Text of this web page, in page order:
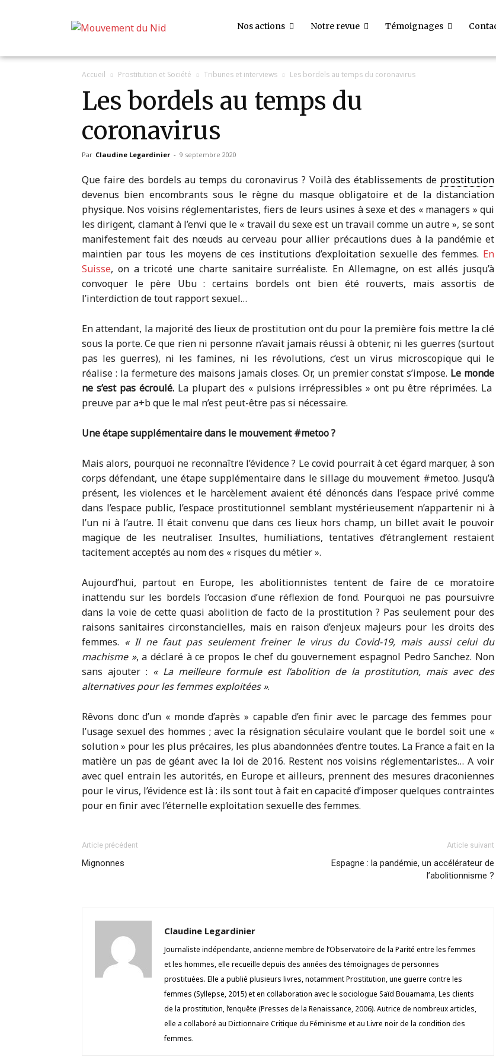
Nos actions Notre revue Témoignages
Accueil Prostitution et Société Tribunes et interviews Les bordels au temps du coronavirus
Les bordels au temps du
coronavirus
Par Claudine Legardinier - 9 septembre 2020
Que faire des bordels au temps du coronavirus ? Voilà des établissements de prostitution
devenus bien encombrants sous le règne du masque obligatoire et de la distanciation
physique. Nos voisins réglementaristes, fiers de leurs usines à sexe et des « managers » qui
les dirigent, clamant à l’envi que le « travail du sexe est un travail comme un autre », se sont
manifestement fait des nœuds au cerveau pour allier précautions dues à la pandémie et
maintien par tous les moyens de ces institutions d’exploitation sexuelle des femmes. En
Suisse, on a tricoté une charte sanitaire surréaliste. En Allemagne, on est allés jusqu’à
convoquer le père Ubu : certains bordels ont bien été rouverts, mais assortis de
l’interdiction de tout rapport sexuel…
En attendant, la majorité des lieux de prostitution ont du pour la première fois mettre la clé
sous la porte. Ce que rien ni personne n’avait jamais réussi à obtenir, ni les guerres (surtout
pas les guerres), ni les famines, ni les révolutions, c’est un virus microscopique qui le
réalise : la fermeture des maisons jamais closes. Or, un premier constat s’impose. Le monde
ne s’est pas écroulé. La plupart des « pulsions irrépressibles » ont pu être réprimées. La
preuve par a+b que le mal n’est peut-être pas si nécessaire.
Une étape supplémentaire dans le mouvement #metoo ?
Mais alors, pourquoi ne reconnaître l’évidence ? Le covid pourrait à cet égard marquer, à son
corps défendant, une étape supplémentaire dans le sillage du mouvement #metoo. Jusqu’à
présent, les violences et le harcèlement avaient été dénoncés dans l’espace privé comme
dans l’espace public, l’espace prostitutionnel semblant mystérieusement n’appartenir ni à
l’un ni à l’autre. Il était convenu que dans ces lieux hors champ, un billet avait le pouvoir
magique de les neutraliser. Insultes, humiliations, tentatives d’étranglement restaient
tacitement acceptés au nom des « risques du métier ».
Aujourd’hui, partout en Europe, les abolitionnistes tentent de faire de ce moratoire
inattendu sur les bordels l’occasion d’une réflexion de fond. Pourquoi ne pas poursuivre
dans la voie de cette quasi abolition de facto de la prostitution ? Pas seulement pour des
raisons sanitaires circonstancielles, mais en raison d’enjeux majeurs pour les droits des
femmes. « Il ne faut pas seulement freiner le virus du Covid-19, mais aussi celui du
machisme », a déclaré à ce propos le chef du gouvernement espagnol Pedro Sanchez. Non
sans ajouter : « La meilleure formule est l’abolition de la prostitution, mais avec des
alternatives pour les femmes exploitées ».
Rêvons donc d’un « monde d’après » capable d’en finir avec le parcage des femmes pour
l’usage sexuel des hommes ; avec la résignation séculaire voulant que le bordel soit une «
solution » pour les plus précaires, les plus abandonnées d’entre toutes. La France a fait en la
matière un pas de géant avec la loi de 2016. Restent nos voisins réglementaristes… A voir
avec quel entrain les autorités, en Europe et ailleurs, prennent des mesures draconiennes
pour le virus, l’évidence est là : ils sont tout à fait en capacitéd’imposer quelques contraintes
pour en finir avec l’éternelle exploitation sexuelle des femmes.
Article précédent
Mignonnes
Article suivant
Espagne : la pandémie, un accélérateur de
l’abolitionnisme ?
Claudine Legardinier
Journaliste indépendante, ancienne membre de l’Observatoire de la Parité entre les femmes
et les hommes, elle recueille depuis des années des témoignages de personnes
prostituées. Elle a publié plusieurs livres, notamment Prostitution, une guerre contre les
femmes (Syllepse, 2015) et en collaboration avec le sociologue Saïd Bouamama, Les clients
de la prostitution, l’enquête (Presses de la Renaissance, 2006). Autrice de nombreux articles,
elle a collaboré au Dictionnaire Critique du Féminisme et au Livre noir de la condition des
femmes.